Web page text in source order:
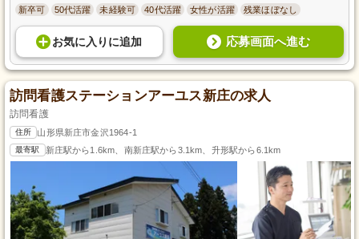
新卒可 50代活躍 未経験可 40代活躍 女性が活躍 残業ほぼなし
お気に入り に追加 応募画面へ進む
訪問看護ステーションアーユス新庄の求人
訪問看護
住所 山形県新庄市金沢1964-1
最寄駅 新庄駅から1.6km、南新庄駅から3.1km、升形駅から6.1km